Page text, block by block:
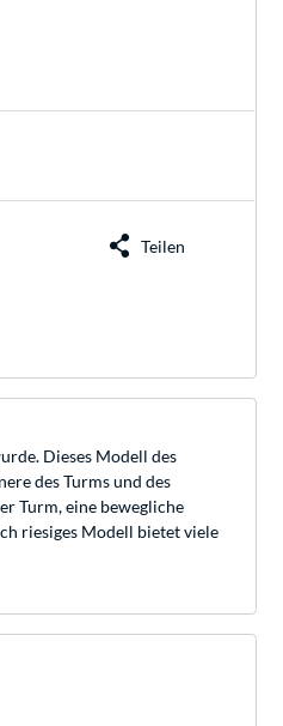
Teilen
Dieses Modell des
des Turms und des
Turm, eine bewegliche
riesiges Modell bietet viele